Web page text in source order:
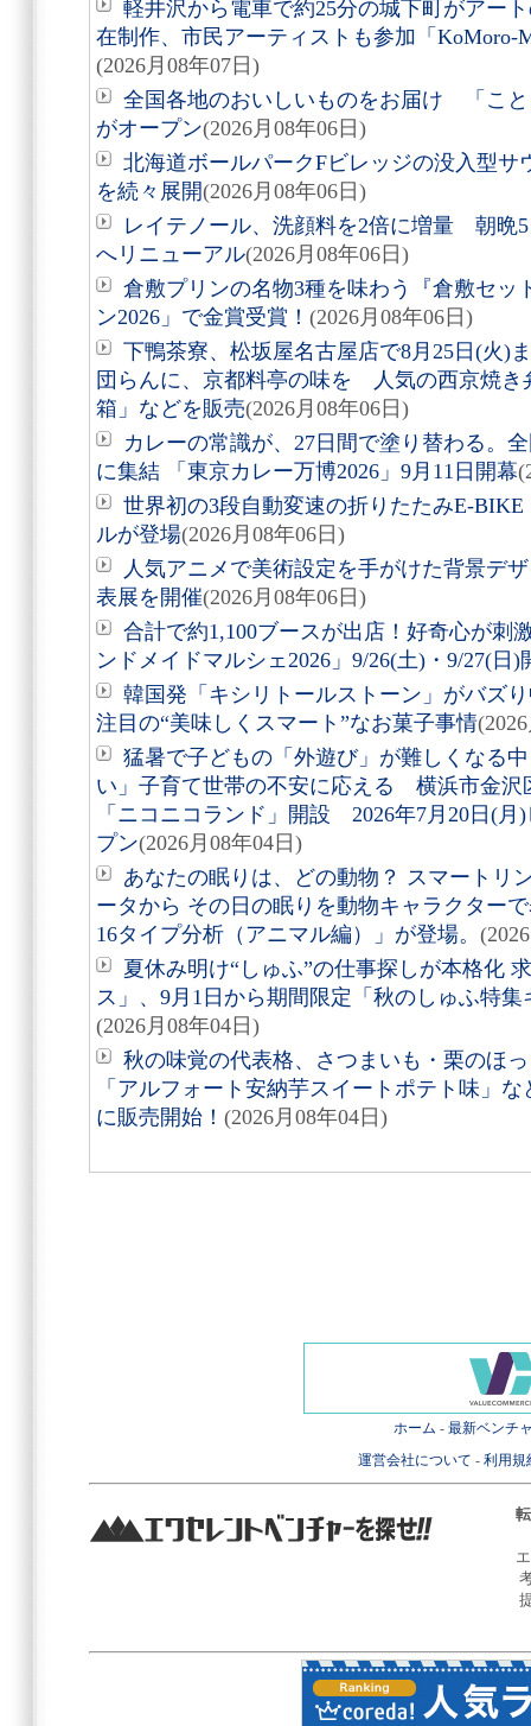
軽井沢から電車で約25分の城下町がアー
在制作、市民アーティストも参加「KoMoro-
(2026月08年07日)
全国各地のおいしいものをお届け 「こ
がオープン(2026月08年06日)
北海道ボールパークFビレッジの没入型サ
を続々展開(2026月08年06日)
レイテノール、洗顔料を2倍に増量 朝晩
へリニューアル(2026月08年06日)
倉敷プリンの名物3種を味わう『倉敷セッ
ン2026」で金賞受賞！ (2026月08年06日)
下鴨茶寮、松坂屋名古屋店で8月25日(火)
団らんに、京都料亭の味を 人気の西京焼き
箱」などを販売(2026月08年06日)
カレーの常識が、27日間で塗り替わる。
に集結 「東京カレー万博2026」9月11日開幕
世界初の3段自動変速の折りたたみE-
ルが登場(2026月08年06日)
人気アニメで美術設定を手がけた背景デ
表展を開催(2026月08年06日)
合計で約1,100ブースが出店！好奇心が
ンドメイドマルシェ2026」9/26(土)・9/27(日)
韓国発「キシリトールストーン」がバズ
注目の“美味しくスマート”なお菓子事情
猛暑で子どもの「外遊び」が難しくなる
い」子育て世帯の不安に応える 横浜市金沢
「ニコニコランド」開設 2026年7月20日(
プン(2026月08年04日)
あなたの眠りは、どの動物？ スマートリ
ータから その日の眠りを動物キャラクター
16タイプ分析（アニマル編）」が登場。
夏休み明け“しゅふ”の仕事探しが本格化
ス」、9月1日から期間限定「秋のしゅふ特
(2026月08年04日)
秋の味覚の代表格、さつまいも・栗のほ
「アルフォート安納芋スイートポテト味」
に販売開始！ (2026月08年04日)
ホーム - 最新ベンチ
運営会社について - 利用規